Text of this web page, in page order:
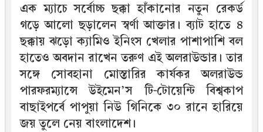
এক ম্যাচে সর্বোচ্চ ছক্কা হাঁকানোর নতুন রেকর্ড
গড়ে আলো ছড়ালেন স্বর্ণা আক্তার। ব্যাট হাতে ৪
ছক্কায় ঝড়ো ক্যামিও ইনিংস খেলার পাশাপাশি বল
হাতেও অবদান রাখেন তরুণ এই অলরাউন্ডার। তার
সঙ্গে সোবহানা মোস্তারির কার্যকর অলরাউন্ড
পারফরম্যান্সে উইমেন’স টি-টোয়েন্টি বিশ্বকাপ
বাছাইপর্বে পাপুয়া নিউ গিনিকে ৩০ রানে হারিয়ে
জয় তুলে নেয় বাংলাদেশ।